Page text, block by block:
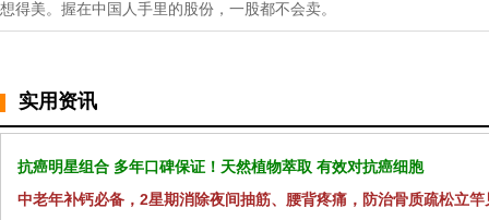
想得美。握在中国人手里的股份，一股都不会卖。
实用资讯
抗癌明星组合 多年口碑保证！天然植物萃取 有效对抗癌细胞
中老年补钙必备，2星期消除夜间抽筋、腰背疼痛，防治骨质疏松立竿